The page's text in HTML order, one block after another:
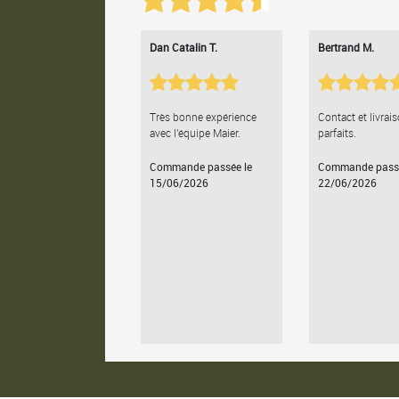
Dan Catalin T.
Très bonne expérience
avec l'équipe Maier.
Commande passée le
15/06/2026
Bertrand M.
Contact et
parfaits.
Commande
22/06/2026